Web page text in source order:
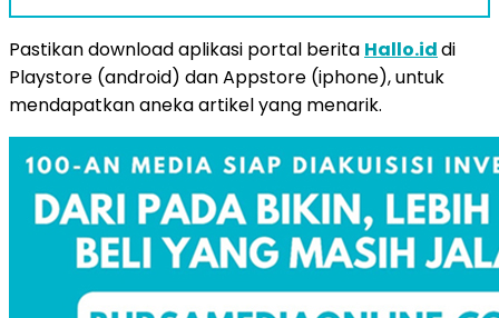
Pastikan download aplikasi portal berita Hallo.iddi
Playstore (android) dan Appstore (iphone), untuk
mendapatkan aneka artikel yang menarik.